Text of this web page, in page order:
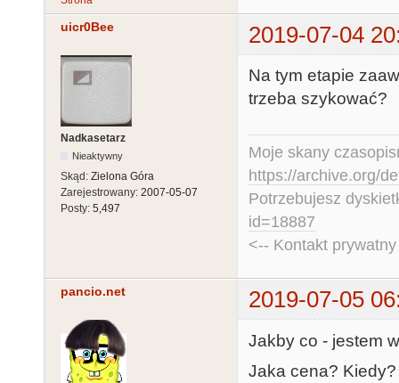
uicr0Bee 2019-07-04
Nadkasetarz
Nieaktywny
Skąd: Zielona Góra
Zarejestrowany: 2007-05-07
Posty: 5,497
Na tym etapie
trzeba szykować?
Moje skany
https://archive.org/
Potrzebujesz
id=18887
<-- Kontakt
pancio.net 2019-07-05
Jakby co - jestem
Jaka cena?